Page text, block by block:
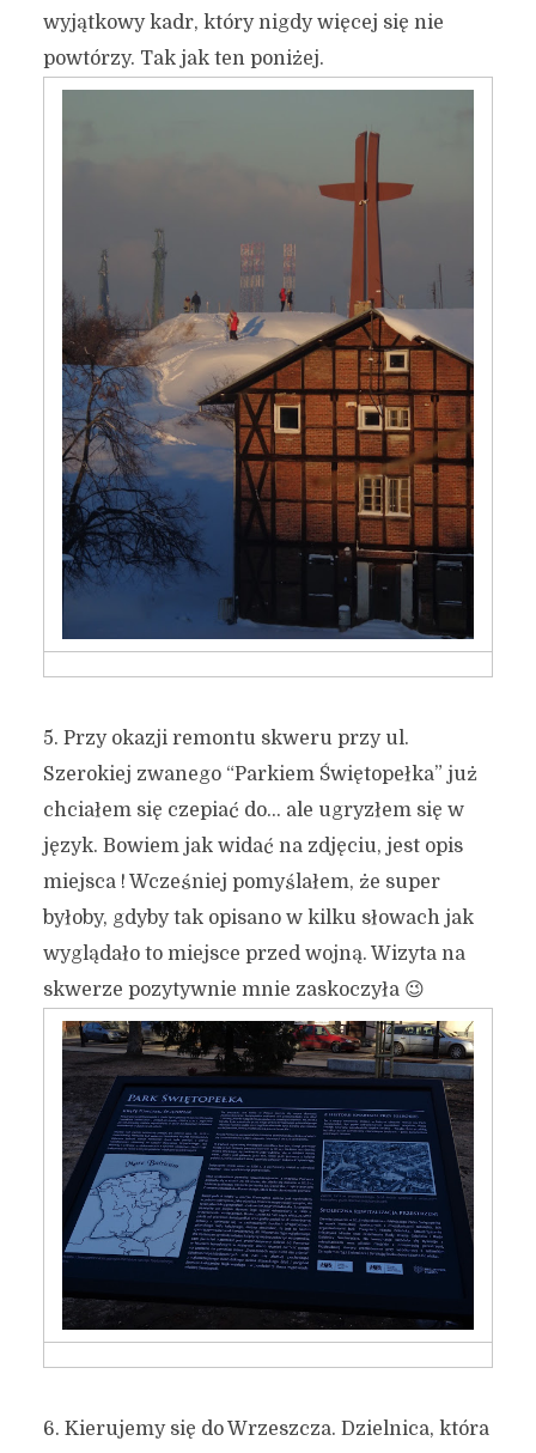
Siedem zdjęć z Gdańska –
przemyślenia i refleksje.
Odsłona trzydziesta druga.
15 stycznia 2017
3 min czytania
Autor:Kamil Sulewski
wyjątkowy kadr, który nigdy więcej się nie
powtórzy. Tak jak ten poniżej.
5. Przy okazji remontu skweru przy ul.
Szerokiej zwanego “Parkiem Świętopełka” już
chciałem się czepiać do… ale ugryzłem się w
język. Bowiem jak widać na zdjęciu, jest opis
miejsca ! Wcześniej pomyślałem, że super
byłoby, gdyby tak opisano w kilku słowach jak
wyglądało to miejsce przed wojną. Wizyta na
skwerze pozytywnie mnie zaskoczyła 😉
6. Kierujemy się do Wrzeszcza. Dzielnica, która